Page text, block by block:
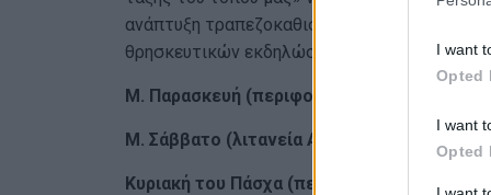
I want
Opted
I want
Opted
ανάπτυξη τραπεζοκαθισμάτων και
θρησκευτικών εκδηλώσεων. Ειδικότερα, οι
Μ. Παρασκευή (περιφορά επιταφίων)
Μ. Σάββατο (λιτανεία Αγίου Σπυρίδωνος
Κυριακή του Πάσχα (περιφορά αναστάσεων):